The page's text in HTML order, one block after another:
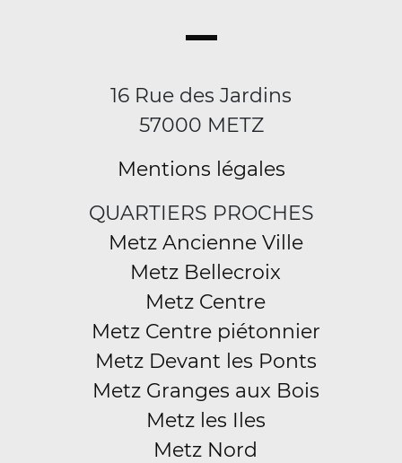
16 Rue des Jardins
57000 METZ
Mentions légales
QUARTIERS PROCHES
Metz Ancienne Ville
Metz Bellecroix
Metz Centre
Metz Centre piétonnier
Metz Devant les Ponts
Metz Granges aux Bois
Metz les Iles
Metz Nord